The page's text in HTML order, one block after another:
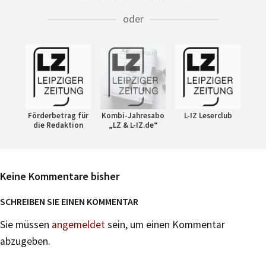
oder
Förderbetrag für
die Redaktion
Kombi-Jahresabo
„LZ & L-IZ.de“
L-IZ Leserclub
Keine Kommentare bisher
SCHREIBEN SIE EINEN KOMMENTAR
Sie müssen angemeldetsein, um einen Kommentar
abzugeben.